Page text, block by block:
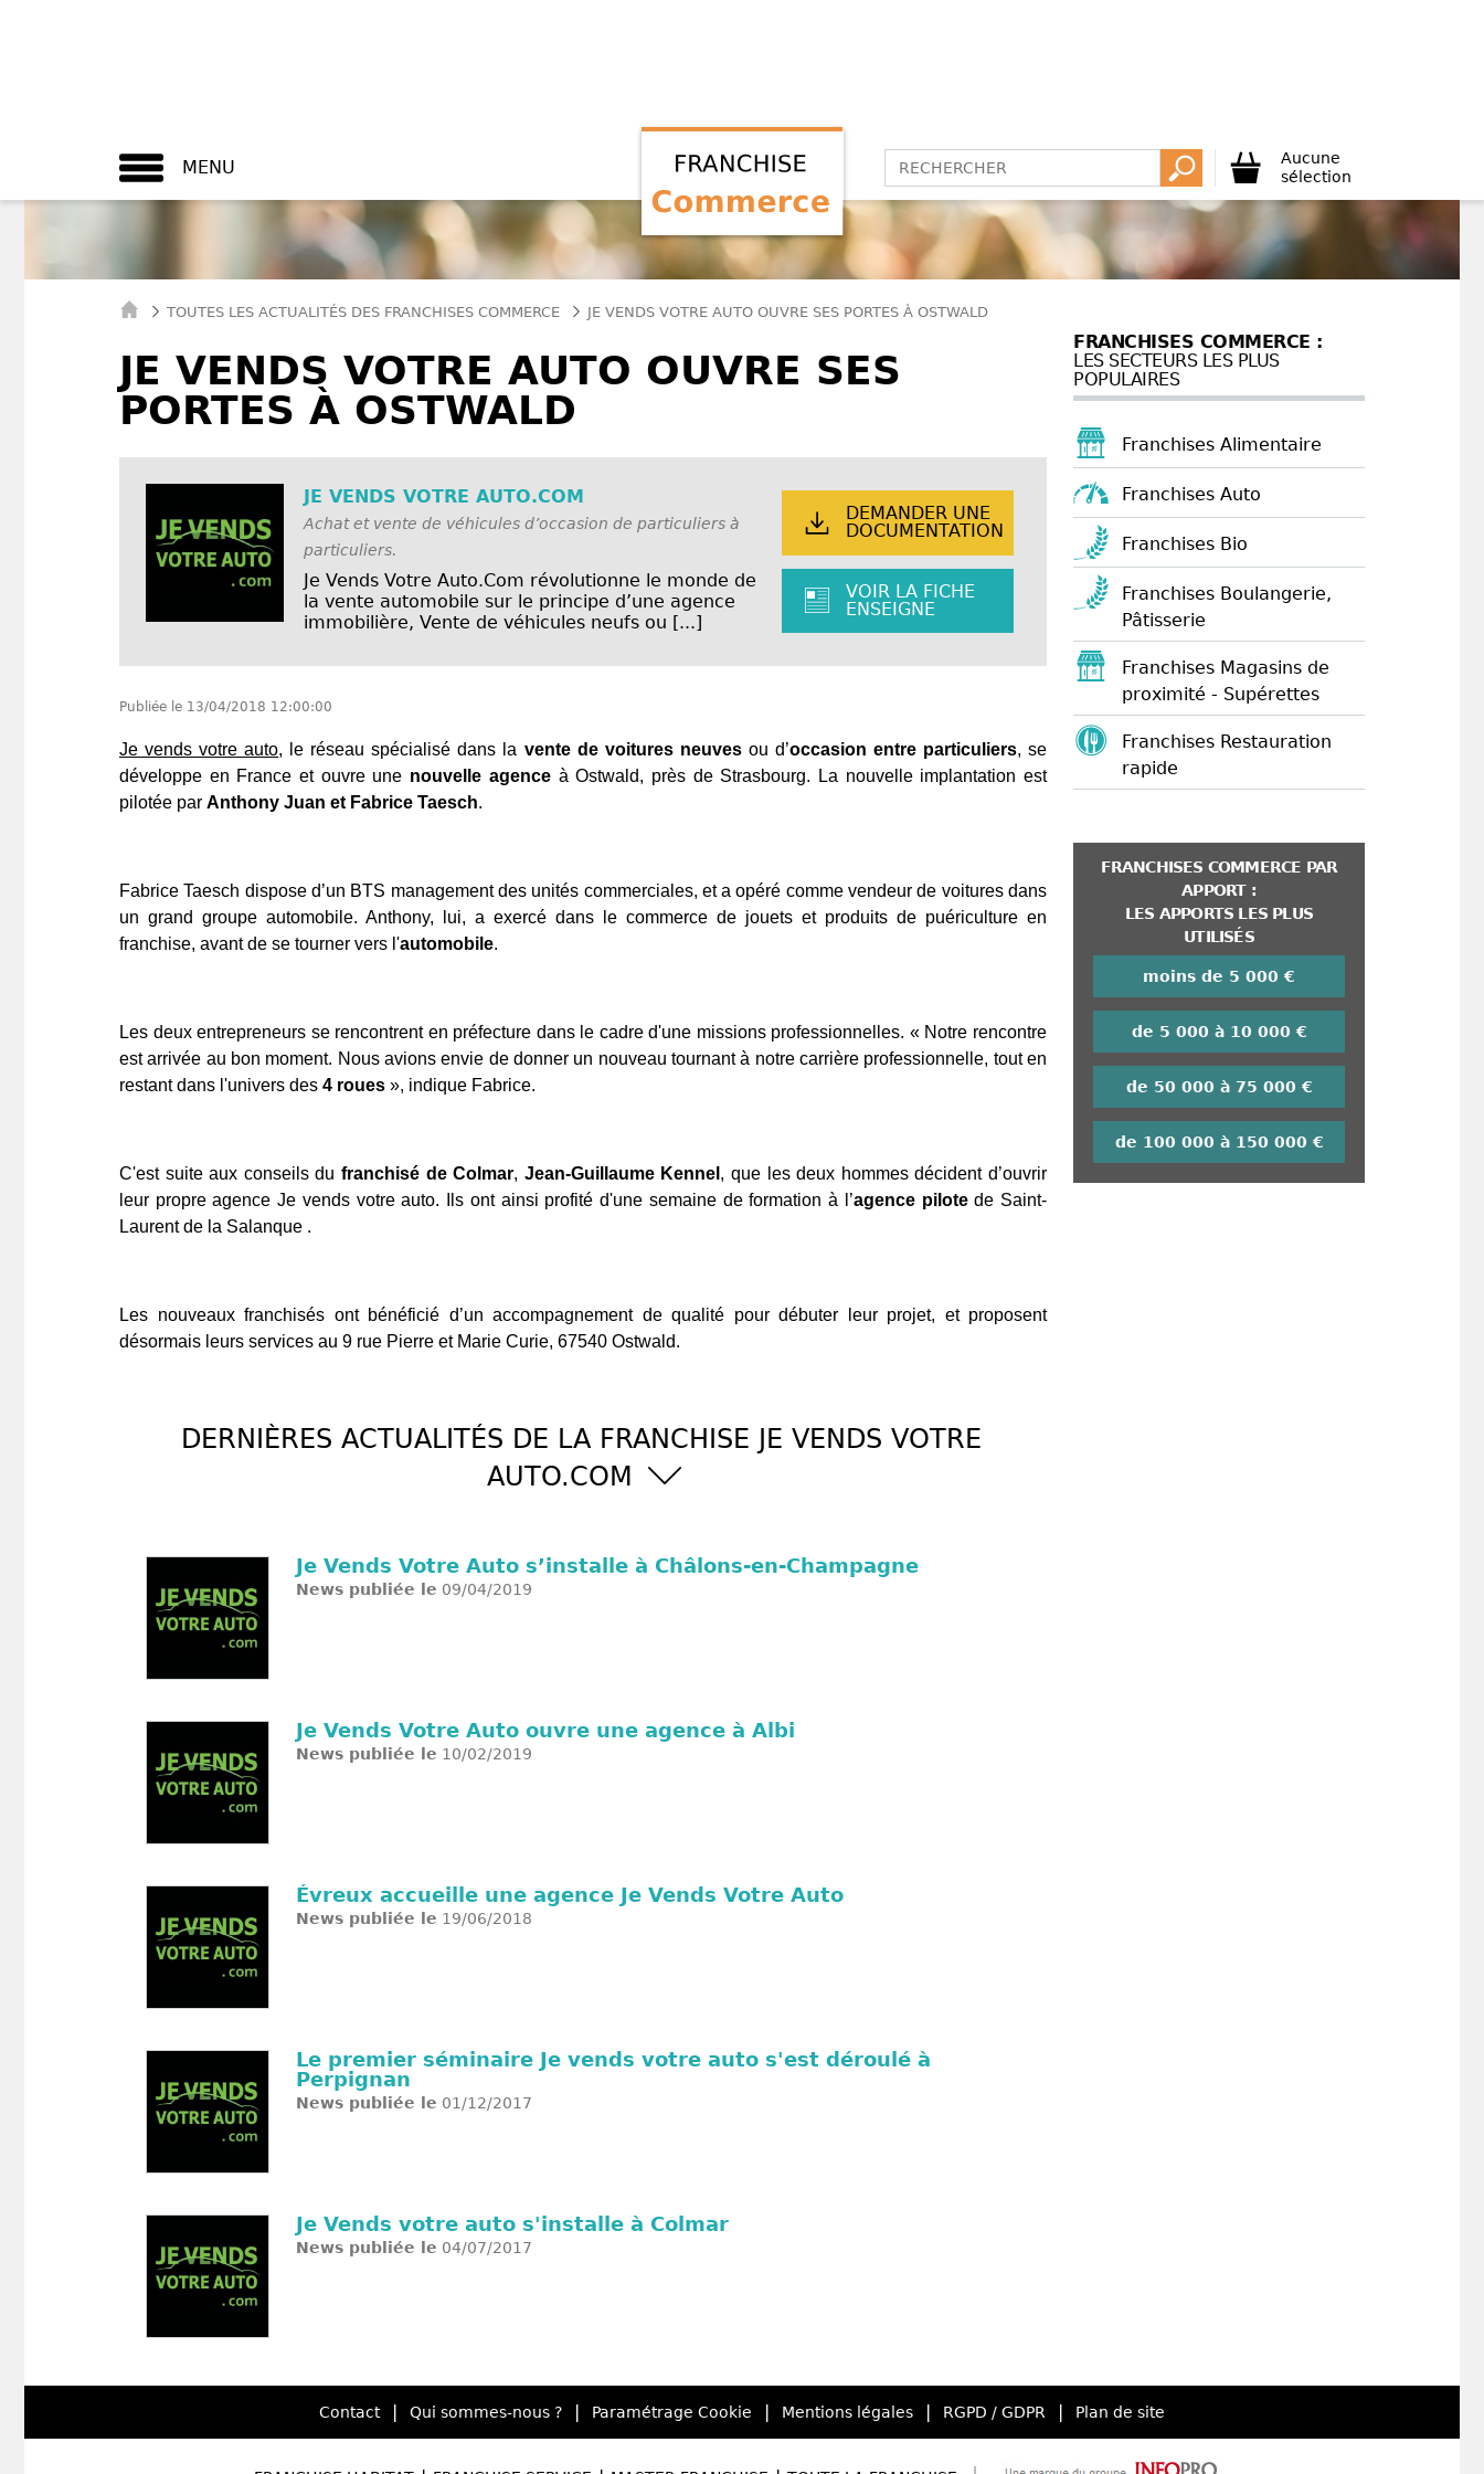
MENU
Aucune
sélection
TOUTES LES ACTUALITÉS DES FRANCHISES COMMERCE JE VENDS VOTRE AUTO OUVRE SES PORTES À OSTWALD
JE VENDS VOTRE AUTO OUVRE SES
PORTES À OSTWALD
JE VENDS VOTRE AUTO.COM
Achat et vente de véhicules d’occasion de particuliers à
particuliers.
Je Vends Votre Auto.Com révolutionne le monde de
la vente automobile sur le principe d’une agence
immobilière, Vente de véhicules neufs ou [...]
DEMANDER UNE
DOCUMENTATION
VOIR LA FICHE
ENSEIGNE
Publiée le 13/04/2018 12:00:00
Je vends votre auto, le réseau spécialisé dans la vente de voitures neuvesou d’occasion entre particuliers, se
développe en France et ouvre une nouvelle agenceà Ostwald, près de Strasbourg. La nouvelle implantation est
pilotée par Anthony Juan et Fabrice Taesch.
Fabrice Taesch dispose d’un BTS management des unités commerciales, et a opéré comme vendeur de voitures dans
un grand groupe automobile. Anthony, lui, a exercé dans le commerce de jouets et produits de puériculture en
franchise, avant de se tourner vers l'automobile.
Les deux entrepreneurs se rencontrent en préfecture dans le cadre d'une missions professionnelles. « Notre rencontre
est arrivée au bon moment. Nous avions envie de donner un nouveau tournant à notre carrière professionnelle, tout en
restant dans l'univers des 4 roues », indique Fabrice.
C'est suite aux conseils du franchisé de Colmar, Jean-Guillaume Kennel , que les deux hommes décident d’ouvrir
leur propre agence Je vends votre auto. Ils ont ainsi profité d'une semaine de formation à l’agence pilotede Saint-
Laurent de la Salanque .
Les nouveaux franchisés ont bénéficié d’un accompagnement de qualité pour débuter leur projet, et proposent
désormais leurs services au 9 rue Pierre et Marie Curie, 67540 Ostwald.
DERNIÈRES ACTUALITÉS DE LA FRANCHISE JE VENDS VOTRE
AUTO.COM
Je Vends Votre Auto s’installe à Châlons-en-Champagne
News publiée le 09/04/2019
Je Vends Votre Auto ouvre une agence à Albi
News publiée le 10/02/2019
Évreux accueille une agence Je Vends Votre Auto
News publiée le 19/06/2018
Le premier séminaire Je vends votre auto s'est déroulé à
Perpignan
News publiée le 01/12/2017
Je Vends votre auto s'installe à Colmar
News publiée le 04/07/2017
FRANCHISES COMMERCE :
LES SECTEURS LES PLUS
POPULAIRES
Franchises Alimentaire
Franchises Auto
Franchises Bio
Franchises Boulangerie,
Pâtisserie
Franchises Magasins de
proximité - Supérettes
Franchises Restauration
rapide
FRANCHISES COMMERCE PAR
APPORT :
LES APPORTS LES PLUS
UTILISÉS
moins de 5 000 €
de 5 000 à 10 000 €
de 50 000 à 75 000 €
de 100 000 à 150 000 €
Contact | Qui sommes-nous ? | Paramétrage Cookie | Mentions légales | RGPD / GDPR | Plan de site